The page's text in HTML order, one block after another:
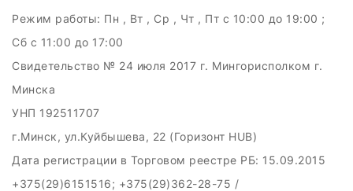
Режим работы: Пн , Вт , Ср , Чт , Пт c 10:00 до 19:00 ;
Сб c 11:00 до 17:00
Свидетельство № 24 июля 2017 г. Мингорисполком г.
Минска
УНП 192511707
г.Минск, ул.Куйбышева, 22 (Горизонт HUB)
Дата регистрации в Торговом реестре РБ: 15.09.2015
+375(29)6151516; +375(29)362-28-75 /